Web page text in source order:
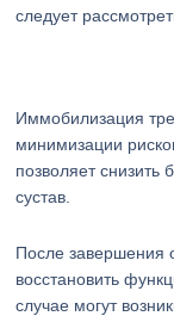
следует
Иммобилизация
минимизации
позволяет снизить
сустав.
После завершения
восстановить
случае могут